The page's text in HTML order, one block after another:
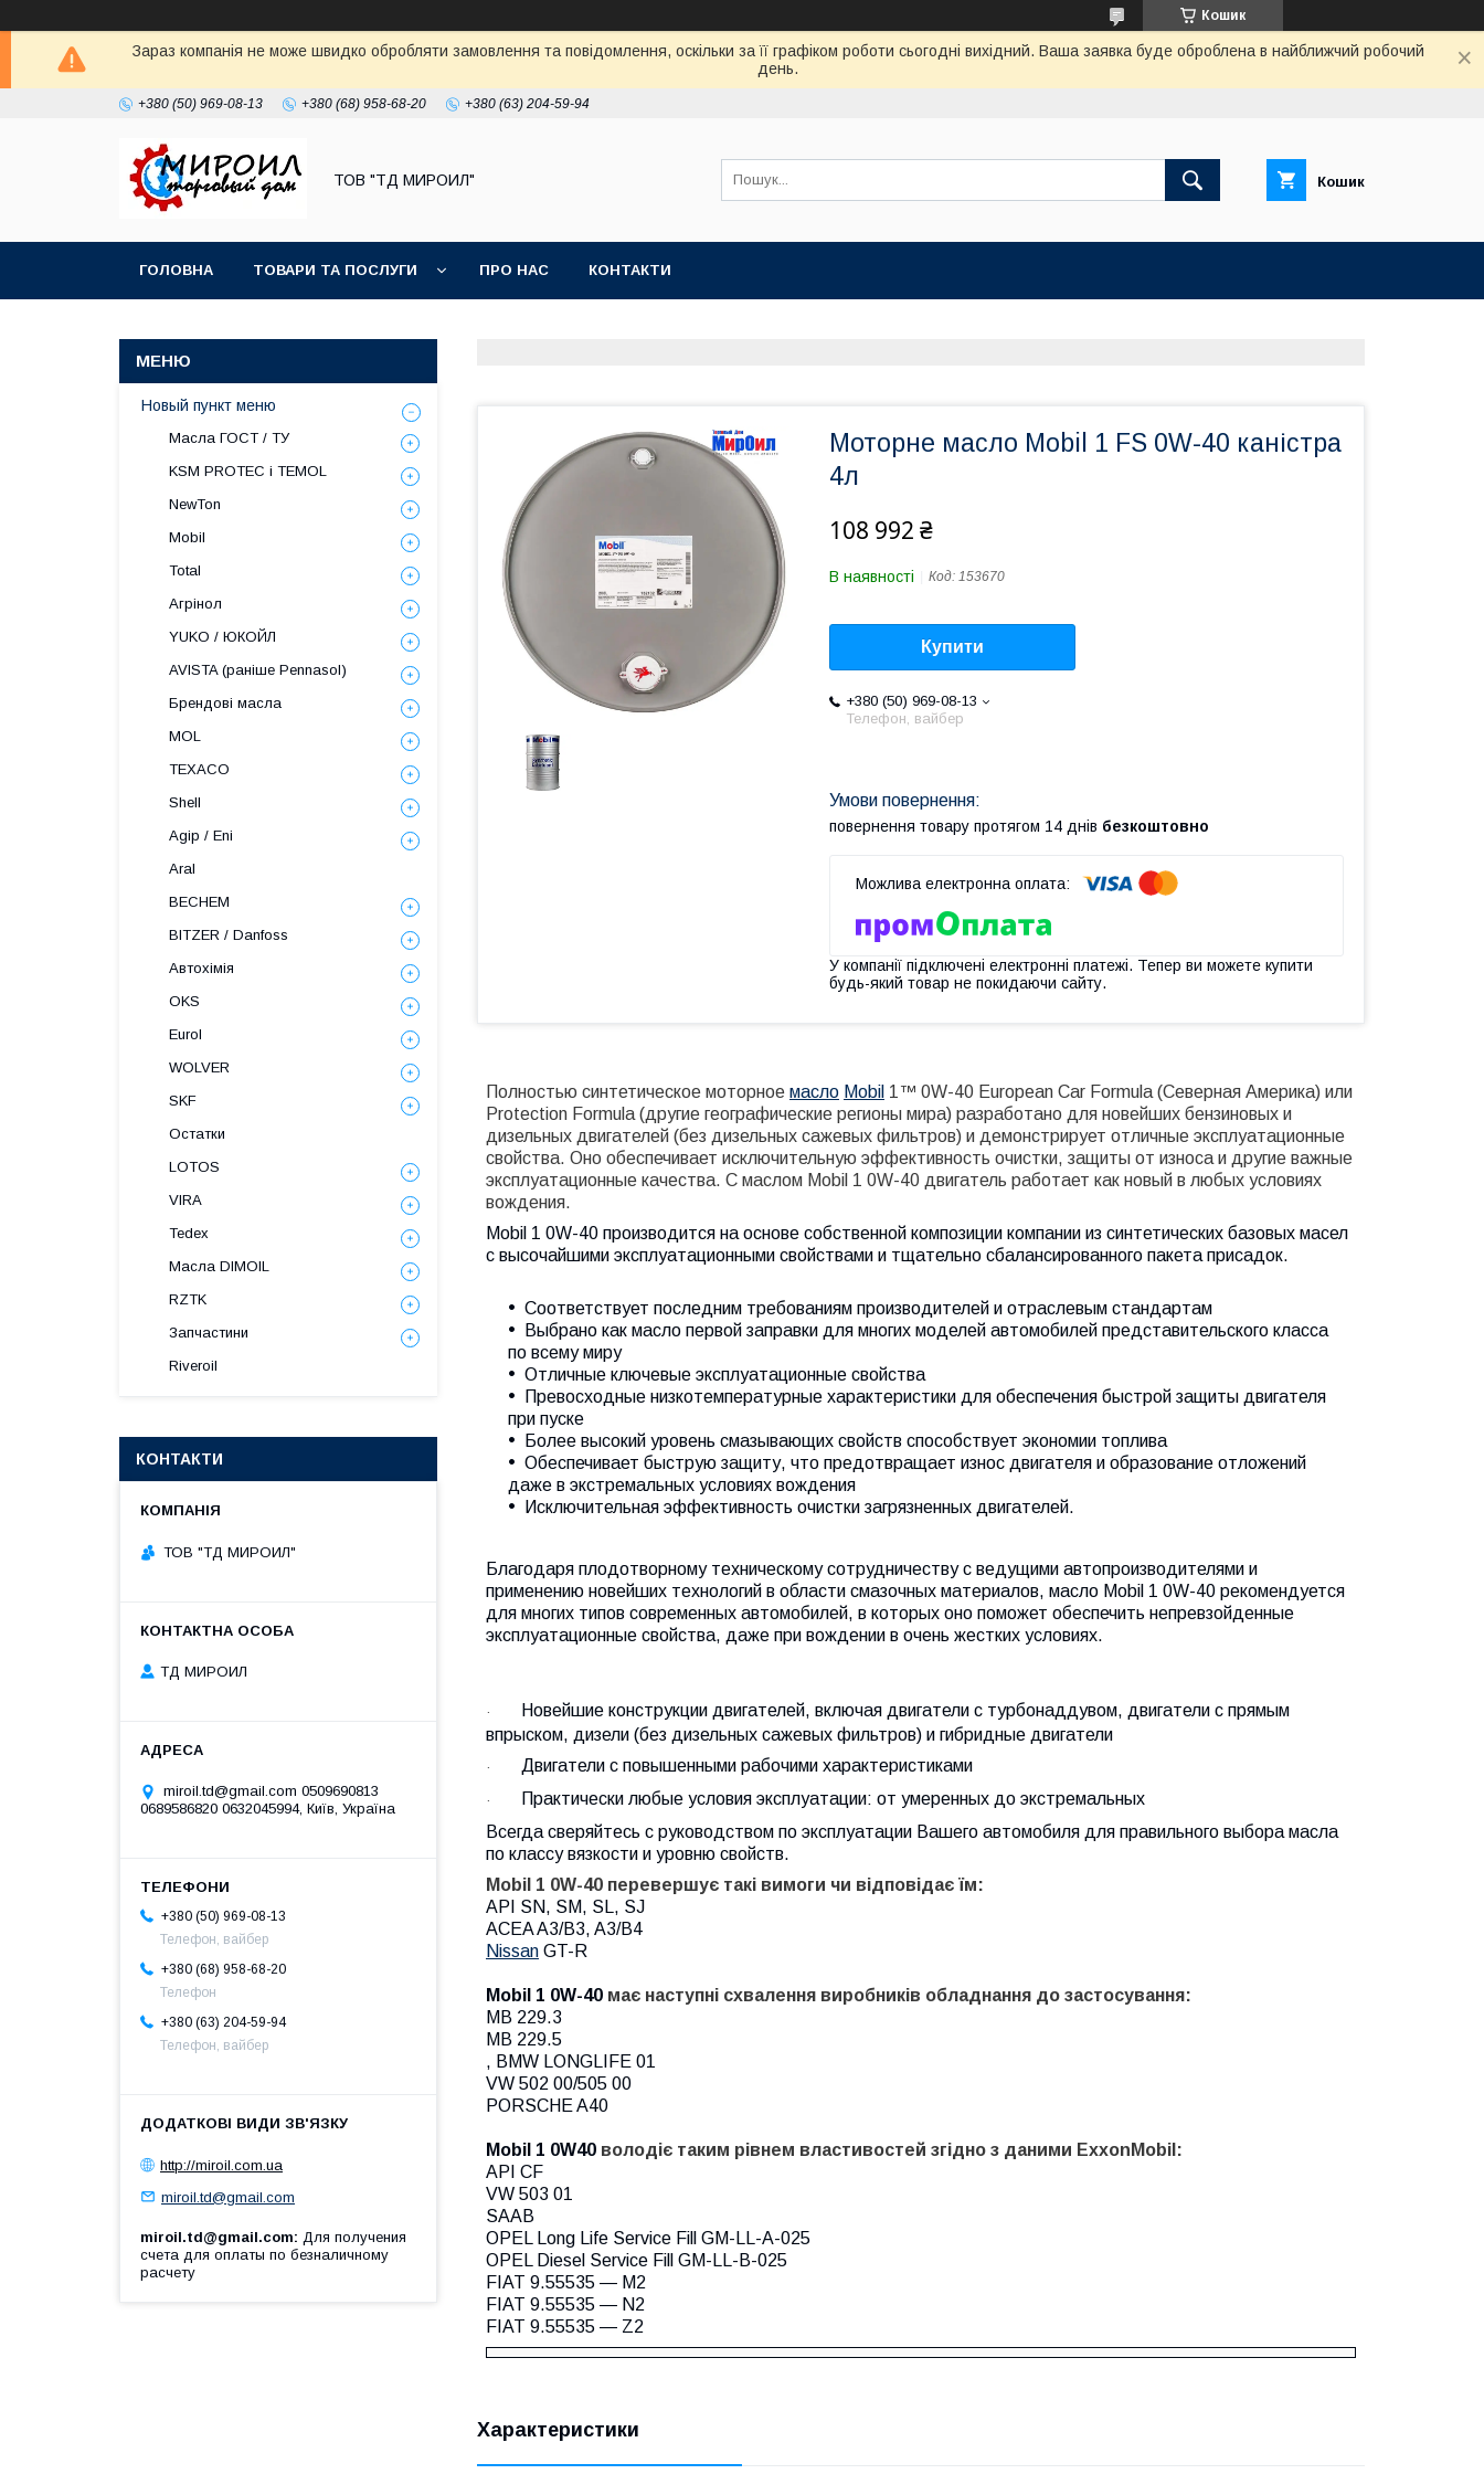
Кошик
Зараз компанія не може швидко обробляти замовлення та повідомлення, оскільки за її графіком роботи сьогодні вихідний. Ваша заявка буде оброблена в найближчий робочий
день.
+380 (50) 969-08-13 +380 (68) 958-68-20 +380 (63) 204-59-94
ТОВ "ТД МИРОИЛ" Кошик
ГОЛОВНА ТОВАРИ ТА ПОСЛУГИ ПРО НАС КОНТАКТИ
Моторне масло Mobil 1 FS 0W-40 каністра
4л
108 992 ₴
В наявності Код: 153670
Купити
+380 (50) 969-08-13
Телефон, вайбер
повернення товару протягом 14 днів безкоштовно
У компанії підключені електронні платежі. Тепер ви можете купити
будь-який товар не покидаючи сайту.
Полностью синтетическое моторное масло Mobil 1™ 0W-40 European Car Formula (Северная Америка) или
Protection Formula (другие географические регионы мира) разработано для новейших бензиновых и
дизельных двигателей (без дизельных сажевых фильтров) и демонстрирует отличные эксплуатационные
свойства. Оно обеспечивает исключительную эффективность очистки, защиты от износа и другие важные
эксплуатационные качества. С маслом Mobil 1 0W-40 двигатель работает как новый в любых условиях
вождения.
Mobil 1 0W-40 производится на основе собственной композиции компании из синтетических базовых масел
с высочайшими эксплуатационными свойствами и тщательно сбалансированного пакета присадок.
Соответствует последним требованиям производителей и отраслевым стандартам
Выбрано как масло первой заправки для многих моделей автомобилей представительского класса
по всему миру
Отличные ключевые эксплуатационные свойства
Превосходные низкотемпературные характеристики для обеспечения быстрой защиты двигателя
при пуске
Более высокий уровень смазывающих свойств способствует экономии топлива
Обеспечивает быструю защиту, что предотвращает износ двигателя и образование отложений
даже в экстремальных условиях вождения
Исключительная эффективность очистки загрязненных двигателей.
Благодаря плодотворному техническому сотрудничеству с ведущими автопроизводителями и
применению новейших технологий в области смазочных материалов, масло Mobil 1 0W-40 рекомендуется
для многих типов современных автомобилей, в которых оно поможет обеспечить непревзойденные
эксплуатационные свойства, даже при вождении в очень жестких условиях.
·
Новейшие конструкции двигателей, включая двигатели с турбонаддувом, двигатели с прямым
впрыском, дизели (без дизельных сажевых фильтров) и гибридные двигатели
· Двигатели с повышенными рабочими характеристиками
·
Практически любые условия эксплуатации: от умеренных до экстремальных
Всегда сверяйтесь с руководством по эксплуатации Вашего автомобиля для правильного выбора масла
по классу вязкости и уровню свойств.
Mobil 1 0W-40 перевершує такі вимоги чи відповідає їм:
API SN, SM, SL, SJ
ACEA A3/B3, A3/B4
Nissan GT-R
Mobil 1 0W-40 має наступні схвалення виробників обладнання до застосування:
MB 229.3
MB 229.5
, BMW LONGLIFE 01
VW 502 00/505 00
PORSCHE A40
Mobil 1 0W40 володіє таким рівнем властивостей згідно з даними ExxonMobil:
API CF
VW 503 01
SAAB
OPEL Long Life Service Fill GM-LL-A-025
OPEL Diesel Service Fill GM-LL-B-025
FIAT 9.55535 ― M2
FIAT 9.55535 ― N2
FIAT 9.55535 ― Z2
Характеристики
Новый пункт меню
Масла ГОСТ / ТУ
KSM PROTEC і TEMOL
NewTon
Mobil
Total
Агрінол
YUKO / ЮКОЙЛ
AVISTA (раніше Pennasol)
Брендові масла
MOL
TEXACO
Shell
Agip / Eni
Aral
BECHEM
BITZER / Danfoss
Автохімія
OKS
Eurol
WOLVER
SKF
Остатки
LOTOS
VIRA
Tedex
Масла DIMOIL
RZTK
Запчастини
Riveroil
КОНТАКТИ
ТОВ "ТД МИРОИЛ"
ТД МИРОИЛ
miroil.td@gmail.com 0509690813
0689586820 0632045994, Київ, Україна
+380 (50) 969-08-13
Телефон, вайбер
+380 (68) 958-68-20
Телефон
+380 (63) 204-59-94
Телефон, вайбер
http://miroil.com.ua
miroil.td@gmail.com
miroil.td@gmail.com Для получения
счета для оплаты по безналичному
расчету